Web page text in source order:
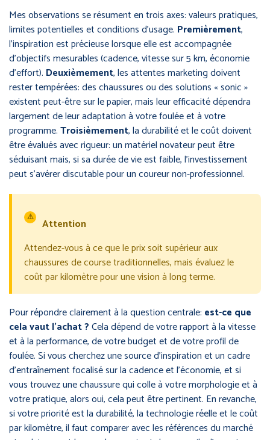
Mes observations se résument en trois axes: valeurs pratiques,
limites potentielles et conditions d’usage. Premièrement,
l’inspiration est précieuse lorsque elle est accompagnée
d’objectifs mesurables (cadence, vitesse sur 5 km, économie
d’effort). Deuxièmement, les attentes marketing doivent
rester tempérées: des chaussures ou des solutions « sonic »
existent peut-être sur le papier, mais leur efficacité dépendra
largement de leur adaptation à votre foulée et à votre
programme.Troisièmement, la durabilité et le coût doivent
être évalués avec rigueur: un matériel novateur peut être
séduisant mais, si sa durée de vie est faible, l’investissement
peut s’avérer discutable pour un coureur non-professionnel.
⚠
Attention
Attendez-vous à ce que le prix soit supérieur aux
chaussures de course traditionnelles, mais évaluez le
coût par kilomètre pour une vision à long terme.
Pour répondre clairement à la question centrale: est-ce que
cela vaut l’achat ?Cela dépend de votre rapport à la vitesse
et à la performance, de votre budget et de votre profil de
foulée. Si vous cherchez une source d’inspiration et un cadre
d’entraînement focalisé sur la cadence et l’économie, et si
vous trouvez une chaussure qui colle à votre morphologie et à
votre pratique, alors oui, cela peut être pertinent. En revanche,
si votre priorité est la durabilité, la technologie réelle et le coût
par kilomètre, il faut comparer avec les références du marché